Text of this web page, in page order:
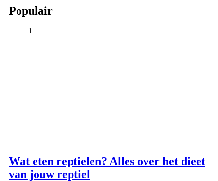
Populair
1
Wat eten reptielen? Alles over het dieet
van jouw reptiel